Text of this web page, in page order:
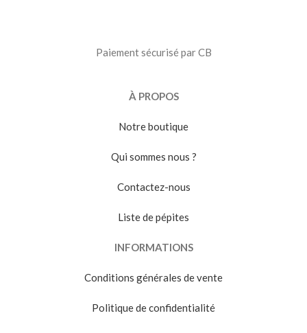
Paiement sécurisé par CB
À PROPOS
Notre boutique
Qui sommes nous ?
Contactez-nous
Liste de pépites
INFORMATIONS
Conditions générales de vente
Politique de confidentialité